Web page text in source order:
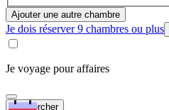
Ajouter une autre chambre
Je dois réserver 9 chambres ou plus
Je voyage pour affaires
Rechercher